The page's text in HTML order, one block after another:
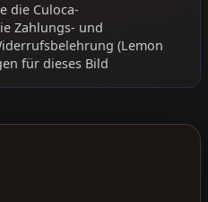
die Culoca-
Zahlungs- und
(Lemon
für dieses Bild